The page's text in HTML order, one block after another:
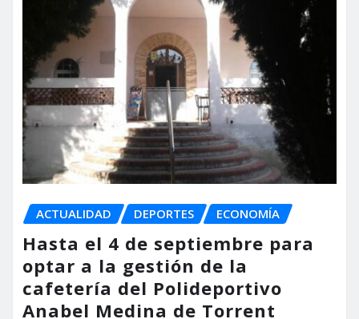
ACTUALIDAD DEPORTES ECONOMÍA
Hasta el 4 de septiembre para
optar a la gestión de la
cafetería del Polideportivo
Anabel Medina de Torrent